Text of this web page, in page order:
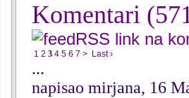
Komentari
RSS link na
1 2 3 4 5 6 7 > Last ›
...
napisao mirjana, 16